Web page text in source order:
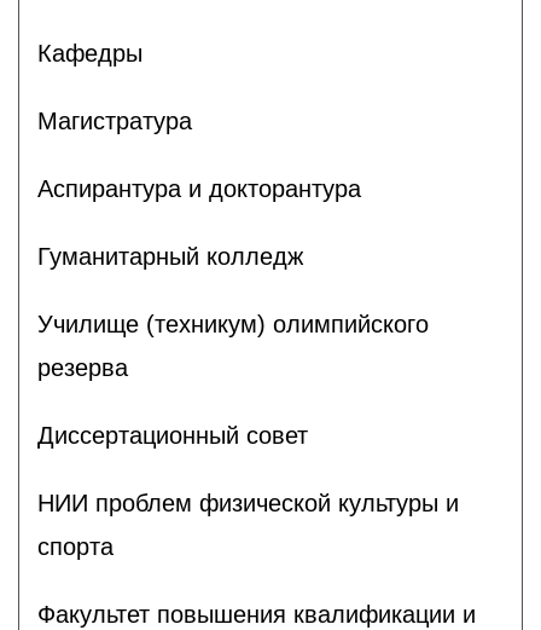
Кафедры
Магистратура
Аспирантура и докторантура
Гуманитарный колледж
Училище (техникум) олимпийского
резерва
Диссертационный совет
НИИ проблем физической культуры и
спорта
Факультет повышения квалификации и